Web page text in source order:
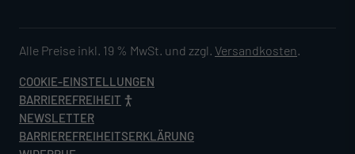
Alle Preise inkl. 19 % MwSt. und zzgl. Versandkosten.
COOKIE-EINSTELLUNGEN
BARRIEREFREIHEIT
NEWSLETTER
BARRIEREFREIHEITSERKLÄRUNG